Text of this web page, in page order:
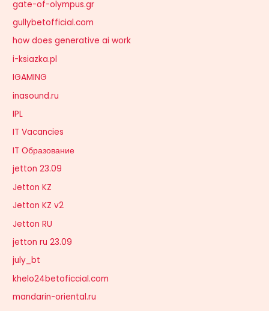
gate-of-olympus.gr
gullybetofficial.com
how does generative ai work
i-ksiazka.pl
IGAMING
inasound.ru
IPL
IT Vacancies
IT Образование
jetton 23.09
Jetton KZ
Jetton KZ v2
Jetton RU
jetton ru 23.09
july_bt
khelo24betoficcial.com
mandarin-oriental.ru